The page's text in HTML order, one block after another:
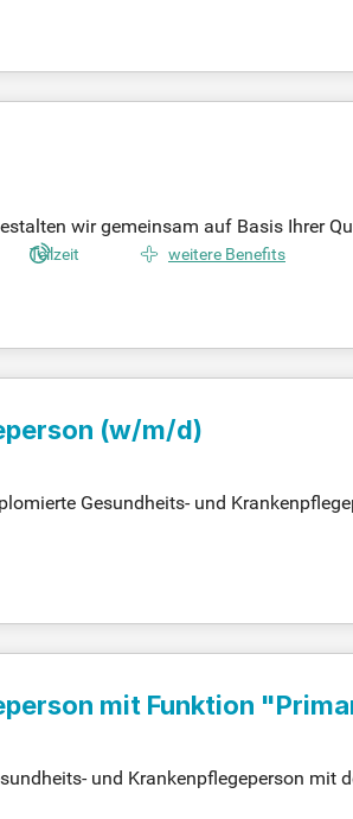
wir gemeinsam auf Basis Ihrer
Teilzeit weitere Benefits
(w/m/d)
Gesundheits- und
Diagnosen und Maßnahmen
mit Funktion
und Krankenpflegeperson mit
kann.